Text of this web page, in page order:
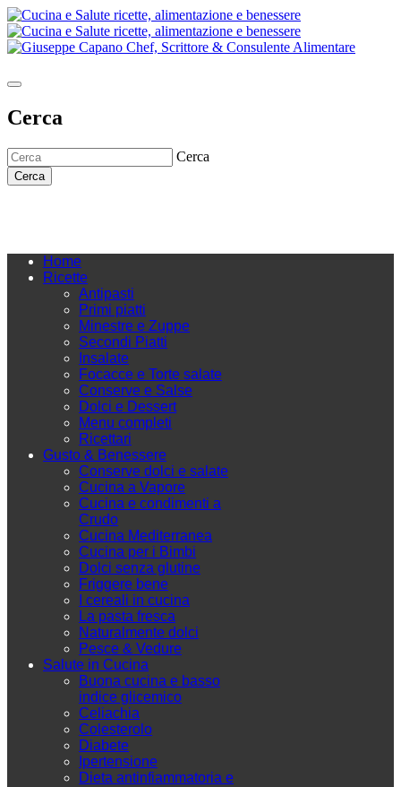
Cerca
Cerca
Cerca
Home
Ricette
Antipasti
Primi piatti
Minestre e Zuppe
Secondi Piatti
Insalate
Focacce e Torte salate
Conserve e Salse
Dolci e Dessert
Menu completi
Ricettari
Gusto & Benessere
Conserve dolci e salate
Cucina a Vapore
Cucina e condimenti a
Crudo
Cucina Mediterranea
Cucina per i Bimbi
Dolci senza glutine
Friggere bene
I cereali in cucina
La pasta fresca
Naturalmente dolci
Pesce & Vedure
Salute in Cucina
Buona cucina e basso
indice glicemico
Celiachia
Colesterolo
Diabete
Ipertensione
Dieta antinfiammatoria e